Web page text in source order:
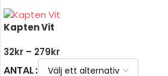
Kapten Vit
32kr – 279kr
ANTAL